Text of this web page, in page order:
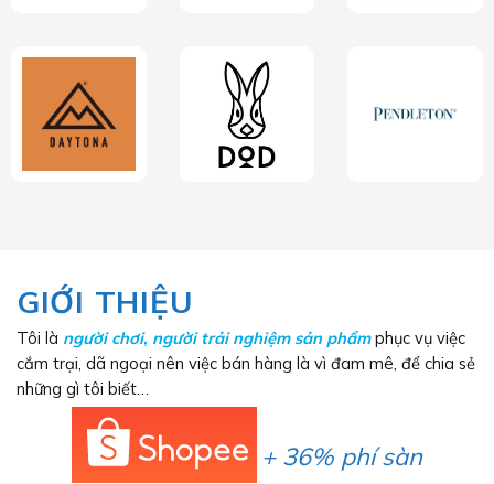
GIỚI THIỆU
Tôi là người chơi, người trải nghiệm sản phẩmphục vụ việc
cắm trại, dã ngoại nên việc bán hàng là vì đam mê, để chia sẻ
những gì tôi biết…
+ 36% phí sàn